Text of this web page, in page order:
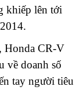
khiếp lên tới
Honda CR-V
về doanh số
tay người tiêu